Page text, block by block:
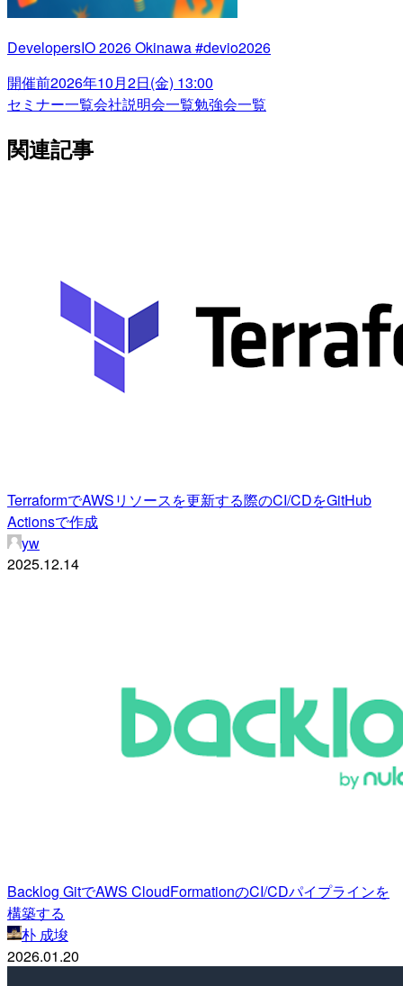
DevelopersIO 2026 Okinawa #devio2026
開催前2026年10月2日(金) 13:00
セミナー一覧会社説明会一覧勉強会一覧
関連記事
TerraformでAWSリソースを更新する際のCI/CDをGitHub
Actionsで作成
yw
2025.12.14
Backlog GitでAWS CloudFormationのCI/CDパイプラインを
構築する
朴 成埈
2026.01.20